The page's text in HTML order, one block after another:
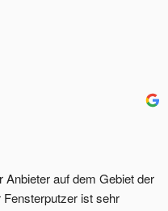
auf dem Gebiet der
ist sehr